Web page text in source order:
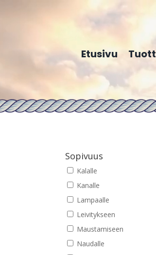
Etusivu
Sopivuus
Kalalle
Kanalle
Lampaalle
Leivitykseen
Maustamiseen
Naudalle